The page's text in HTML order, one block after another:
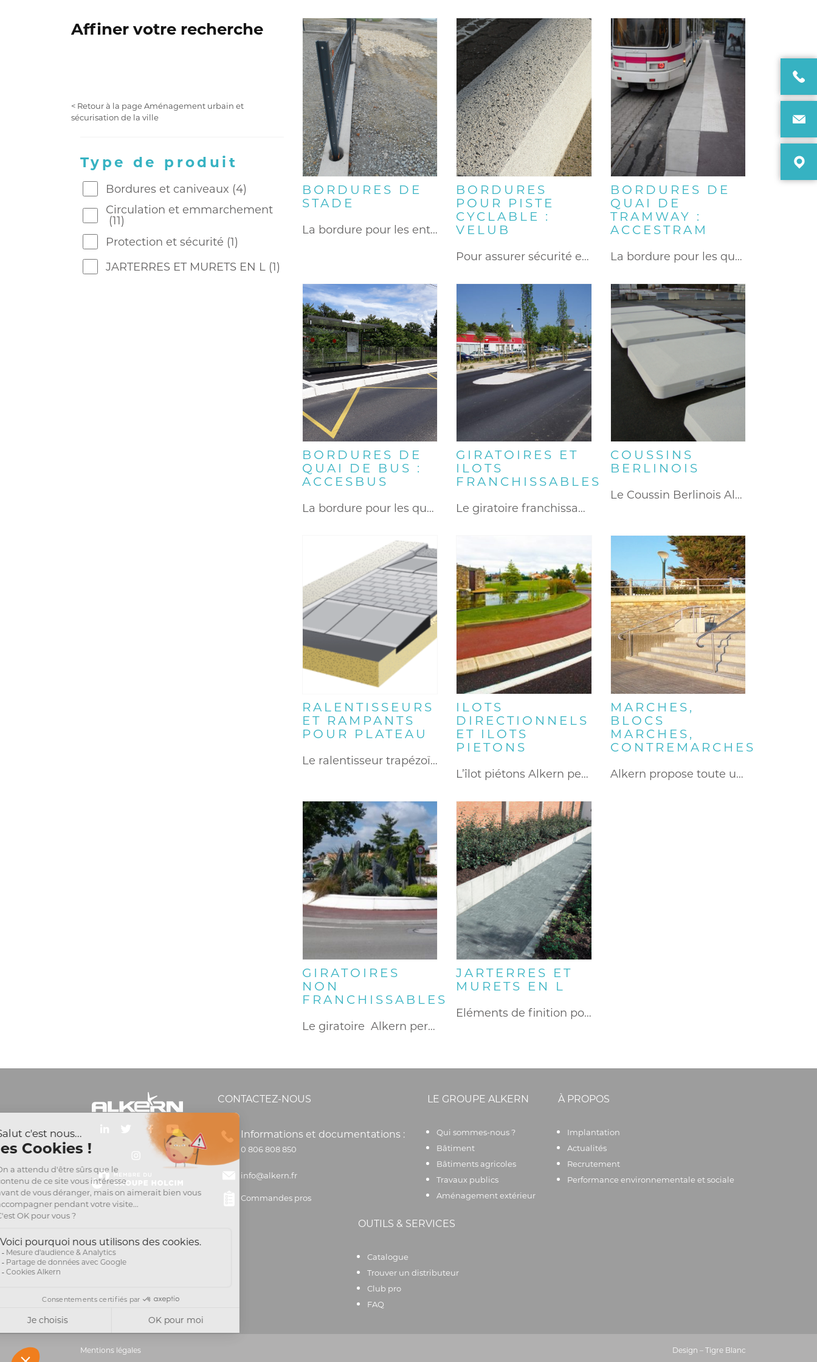
Affiner votre recherche
< Retour à la page Aménagement urbain et
sécurisation de la ville
Type de produit
Bordures et caniveaux (4)
Circulation et emmarchement
(11)
Protection et sécurité (1)
JARTERRES ET MURETS EN L (1)
BORDURES DE
STADE
La bordure pour les entourages…
BORDURES
POUR PISTE
CYCLABLE :
VELUB
Pour assurer sécurité et sérénité…
BORDURES DE
QUAI DE
TRAMWAY :
ACCESTRAM
La bordure pour les quais…
BORDURES DE
QUAI DE BUS :
ACCESBUS
La bordure pour les quais…
GIRATOIRES ET
ILOTS
FRANCHISSABLES
Le giratoire franchissable Alkern est…
COUSSINS
BERLINOIS
Le Coussin Berlinois Alkern est…
RALENTISSEURS
ET RAMPANTS
POUR PLATEAU
Le ralentisseur trapézoïdal Alkern permet…
ILOTS
DIRECTIONNELS
ET ILOTS
PIETONS
L’îlot piétons Alkern permet de…
MARCHES,
BLOCS
MARCHES,
CONTREMARCHES
Alkern propose toute une gamme…
GIRATOIRES
NON
FRANCHISSABLES
Le giratoire Alkern permet de…
JARTERRES ET
MURETS EN L
Eléments de finition pour l’aménagement…
CONTACTEZ-NOUS
Informations et documentations :
0 806 808 850
info@alkern.fr
Commandes pros
LE GROUPE ALKERN
Qui sommes-nous ?
Bâtiment
Bâtiments agricoles
Travaux publics
Aménagement extérieur
À PROPOS
Implantation
Actualités
Recrutement
Performance environnementale et sociale
OUTILS & SERVICES
Catalogue
Trouver un distributeur
Club pro
FAQ
Mentions légales Design – Tigre Blanc